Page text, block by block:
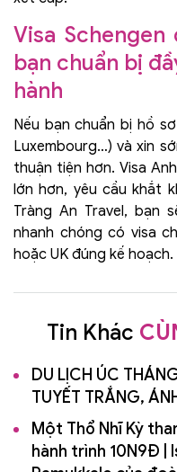
Visa
bạn chuẩn bị
hành
Nếu bạn chuẩn bị hồ
Luxembourg…) và xin
thuận tiện hơn. Visa
lớn hơn, yêu cầu khắt
Tràng An Travel,
nhanh chóng có visa
hoặc UK đúng kế hoạch.
Tin Khác
DU LỊCH ÚC
TUYẾT TRẮNG,
Một Thổ Nhĩ Kỳ
hành trình 10N9Đ |